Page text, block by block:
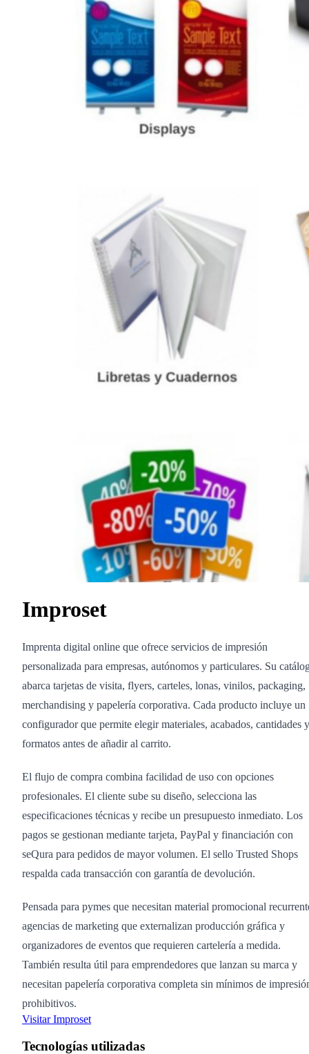
Improset
Imprenta digital online que ofrece servicios de impresión
personalizada para empresas, autónomos y particulares. Su
abarca tarjetas de visita, flyers, carteles, lonas, vinilos, packaging,
merchandising y papelería corporativa. Cada producto incluye un
configurador que permite elegir materiales, acabados, cantidades y
formatos antes de añadir al carrito.
El flujo de compra combina facilidad de uso con opciones
profesionales. El cliente sube su diseño, selecciona las
especificaciones técnicas y recibe un presupuesto inmediato. Los
pagos se gestionan mediante tarjeta, PayPal y financiación con
seQura para pedidos de mayor volumen. El sello Trusted Shops
respalda cada transacción con garantía de devolución.
Pensada para pymes que necesitan material promocional
agencias de marketing que externalizan producción gráfica y
organizadores de eventos que requieren cartelería a medida.
También resulta útil para emprendedores que lanzan su marca y
necesitan papelería corporativa completa sin mínimos de
prohibitivos.
Visitar Improset
Tecnologías utilizadas